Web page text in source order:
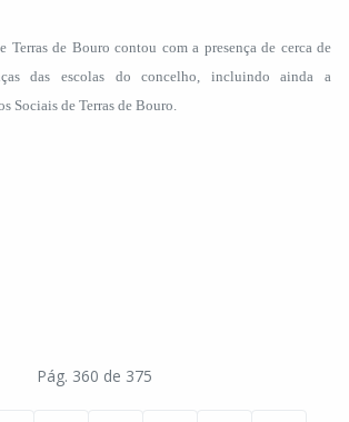
Terras de Bouro contou com a presença de cerca de
das escolas do concelho, incluindo ainda a
Sociais de Terras de Bouro.
Pág. 360 de 375